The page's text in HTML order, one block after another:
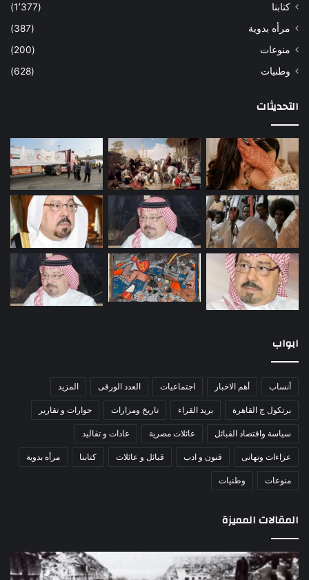
كتابنا
(1٬377)
مرأه بدوية
(387)
منوعات
(200)
وطنيات
(628)
التحديثات
ابواب
أنساب أهم الاخبار اجتماعيات العدد الورقى المزيد
برتكول ج القاهرة بريد القراء تاريخ ومزارات حوارات و تقارير
سياسة واقتصاد القبائل عائلات مصرية عادات و تقاليد
عزاءات وتهانى فنون و ادب قبائل و عائلات كتابنا مرأه بدوية
منوعات وطنيات
المقالات المميزة
مذبحة
اللد..